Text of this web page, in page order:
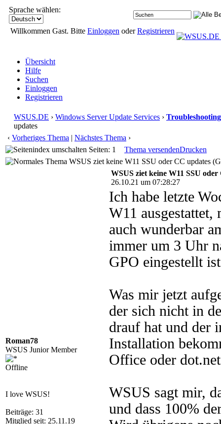
Sprache wählen:
Willkommen Gast. Bitte Einloggen oderRegistrieren
Übersicht
Hilfe
Suchen
Einloggen
Registrieren
WSUS.DE › Windows Server Update Services › Troubleshooting
updates
‹ Vorheriges Thema | Nächstes Thema ›
Seiten: 1
Thema versendenDrucken
WSUS ziet keine W11 SSU oder CC updates
Roman78
WSUS Junior Member
Offline
I love WSUS!
Beiträge: 31
Mitglied seit: 25.11.19
WSUS ziet keine W11 SSU oder
26.10.21 um 07:28:27
Ich habe letzte
W11
auch wunderbar
immer um 3 Uhr
GPO eingestellt
Was mir jetzt
der sich nicht in
drauf hat und der
Installation
Office oder
WSUS sagt mir,
und dass 100%